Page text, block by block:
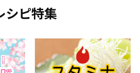
シピ特集